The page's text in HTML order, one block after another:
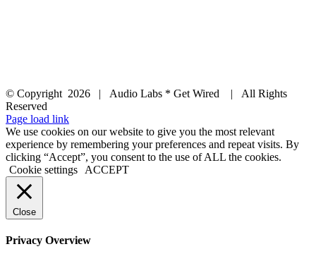
© Copyright 2026 | Audio Labs * Get Wired | All Rights
Reserved
Facebook
Instagram
YouTube
LinkedIn
X
Page load link
We use cookies on our website to give you the most relevant
experience by remembering your preferences and repeat visits. By
clicking “Accept”, you consent to the use of ALL the cookies.
Cookie settings
ACCEPT
Close
Privacy Overview